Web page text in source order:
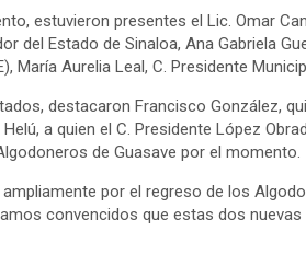
estuvieron presentes el Lic. Omar
del Estado de Sinaloa, Ana Gabriela
María Aurelia Leal, C. Presidente
destacaron Francisco González,
a quien el C. Presidente López
de Guasave por el momento.
por el regreso de los
convencidos que estas dos